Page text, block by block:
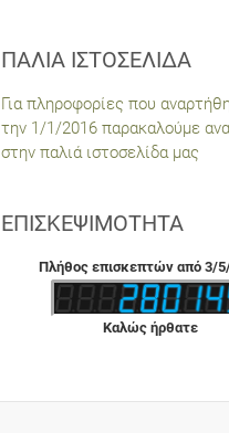
ΠΑΛΙΆ ΙΣΤΟΣΕΛΊΔΑ
Για πληροφορίες που
την 1/1/2016 παρακαλούμε
στην παλιά ιστοσελίδα μας
ΕΠΙΣΚΕΨΙΜΌΤΗΤΑ
Πλήθος επισκεπτών από 3/
Καλώς ήρθατε